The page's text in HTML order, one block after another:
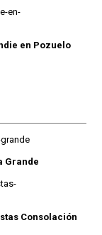
en Pozuelo
Grande
Consolación